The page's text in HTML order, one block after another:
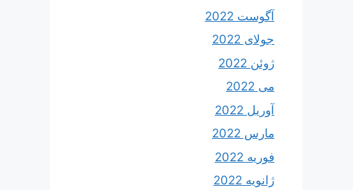
آگوست 2022
جولای 2022
ژوئن 2022
می 2022
آوریل 2022
مارس 2022
فوریه 2022
ژانویه 2022